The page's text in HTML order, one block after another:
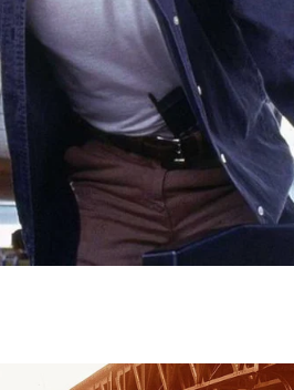
อง
ก
ชี้
นักวิชาการชี้ “ส้มเปิดดี
เขียว” กระทบความชอบธ
ประชาชน หากร่วมรัฐบา
คำขวัญ “มีเรา ไม่มี